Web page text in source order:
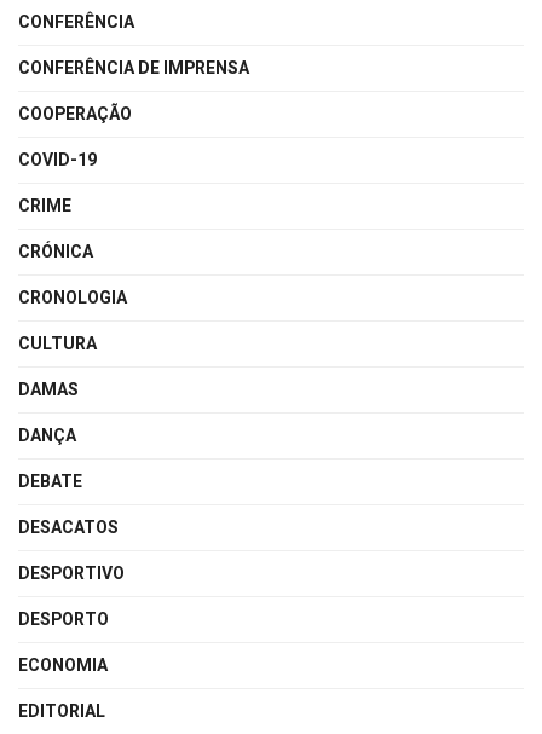
CONFERÊNCIA
CONFERÊNCIA DE IMPRENSA
COOPERAÇÃO
COVID-19
CRIME
CRÓNICA
CRONOLOGIA
CULTURA
DAMAS
DANÇA
DEBATE
DESACATOS
DESPORTIVO
DESPORTO
ECONOMIA
EDITORIAL